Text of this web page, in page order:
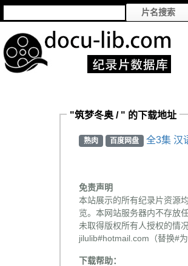
"筑梦冬奥 / " 的下载地址
熟肉 百度网盘 全3集 汉
免责声明
本站展示的所有纪录片资源
览。本网站服务器内不存放
未取得版权所有人授权的情
jilulib#hotmail.com（替换#
下载帮助：